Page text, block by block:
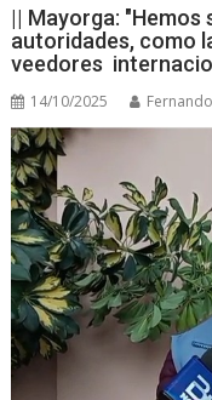
|| Mayorga:
autoridades, como
veedores
14/10/2025 Fernando